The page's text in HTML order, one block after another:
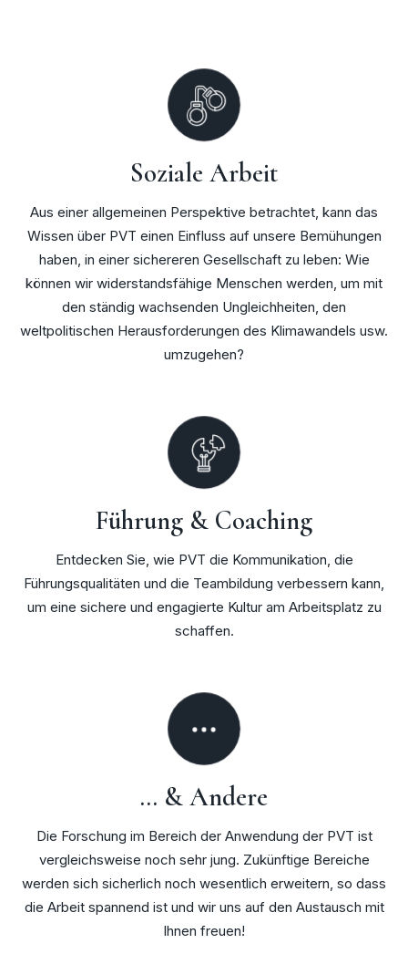
Soziale Arbeit
Aus einer allgemeinen Perspektive betrachtet, kann das
Wissen über PVT einen Einfluss auf unsere Bemühungen
haben, in einer sichereren Gesellschaft zu leben: Wie
können wir widerstandsfähige Menschen werden, um mit
den ständig wachsenden Ungleichheiten, den
weltpolitischen Herausforderungen des Klimawandels usw.
umzugehen?
Führung & Coaching
Entdecken Sie, wie PVT die Kommunikation, die
Führungsqualitäten und die Teambildung verbessern kann,
um eine sichere und engagierte Kultur am Arbeitsplatz zu
schaffen.
… & Andere
Die Forschung im Bereich der Anwendung der PVT ist
vergleichsweise noch sehr jung. Zukünftige Bereiche
werden sich sicherlich noch wesentlich erweitern, so dass
die Arbeit spannend ist und wir uns auf den Austausch mit
Ihnen freuen!